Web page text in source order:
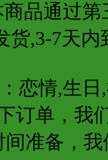
品通过
货,3-7天内
恋情,生
订单，我
准备，